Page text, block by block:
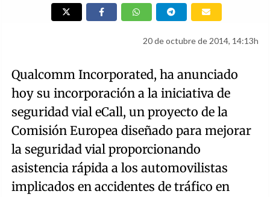
20 de octubre de 2014, 14:13h
Qualcomm Incorporated, ha anunciado
hoy su incorporación a la iniciativa de
seguridad vial eCall, un proyecto de la
Comisión Europea diseñado para mejorar
la seguridad vial proporcionando
asistencia rápida a los automovilistas
implicados en accidentes de tráfico en